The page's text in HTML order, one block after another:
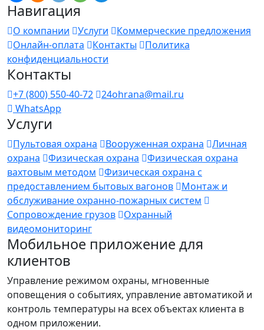
Навигация
О компании Услуги
Коммерческие предложения
Онлайн-оплата
Контакты
Политика
конфиденциальности
Контакты
+7 (800) 550-40-72
24ohrana@mail.ru
WhatsApp
Услуги
Пультовая охрана Вооруженная охрана
Личная
охрана
Физическая охрана
Физическая охрана
вахтовым методом
Физическая охрана с
предоставлением бытовых вагонов
Монтаж и
обслуживание охранно-пожарных систем
Сопровождение грузов
Охранный
видеомониторинг
Мобильное приложение для
клиентов
Управление режимом охраны, мгновенные
оповещения о событиях, управление автоматикой и
контроль температуры на всех объектах клиента в
одном приложении.